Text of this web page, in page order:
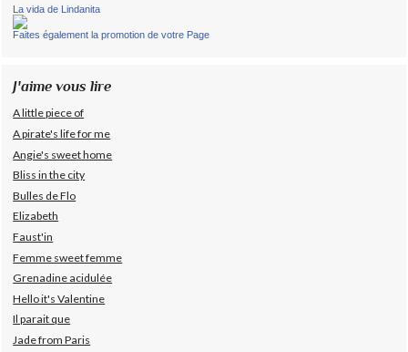
La vida de Lindanita
Faites également la promotion de votre Page
J'aime vous lire
A little piece of
A pirate's life for me
Angie's sweet home
Bliss in the city
Bulles de Flo
Elizabeth
Faust'in
Femme sweet femme
Grenadine acidulée
Hello it's Valentine
Il parait que
Jade from Paris